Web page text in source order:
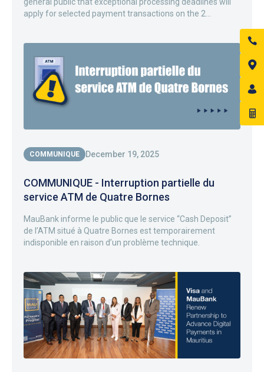
general public that exceptional processing deadlines will
apply for selected payment transactions on the 2...
COMMUNIQUE December 19, 2025
COMMUNIQUE - Interruption partielle du
service ATM de Quatre Bornes
MauBank informe le public que le service “Cash Deposit”
de l’ATM situé à Quatre Bornes est temporairement
indisponible en raison d’un problème technique.